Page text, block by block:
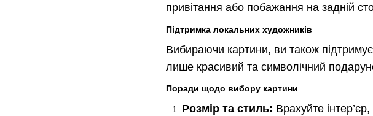
привітання або побажання на задній
Підтримка локальних художників
Вибираючи картини, ви також
лише красивий та символічний
Поради щодо вибору картини
Розмір та стиль: Врахуйте